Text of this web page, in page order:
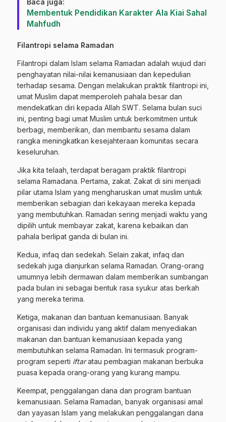
Baca juga:
Membentuk Pendidikan Karakter Ala Kiai Sahal
Mahfudh
Filantropi selama Ramadan
Filantropi dalam Islam selama Ramadan adalah wujud dari
penghayatan nilai-nilai kemanusiaan dan kepedulian
terhadap sesama. Dengan melakukan praktik filantropi ini,
umat Muslim dapat memperoleh pahala besar dan
mendekatkan diri kepada Allah SWT. Selama bulan suci
ini, penting bagi umat Muslim untuk berkomitmen untuk
berbagi, memberikan, dan membantu sesama dalam
rangka meningkatkan kesejahteraan komunitas secara
keseluruhan.
Jika kita telaah, terdapat beragam praktik filantropi
selama Ramadana. Pertama, zakat. Zakat di sini menjadi
pilar utama Islam yang mengharuskan umat muslim untuk
memberikan sebagian dari kekayaan mereka kepada
yang membutuhkan. Ramadan sering menjadi waktu yang
dipilih untuk membayar zakat, karena kebaikan dan
pahala berlipat ganda di bulan ini.
Kedua, infaq dan sedekah. Selain zakat, infaq dan
sedekah juga dianjurkan selama Ramadan. Orang-orang
umumnya lebih dermawan dalam memberikan sumbangan
pada bulan ini sebagai bentuk rasa syukur atas berkah
yang mereka terima.
Ketiga, makanan dan bantuan kemanusiaan. Banyak
organisasi dan individu yang aktif dalam menyediakan
makanan dan bantuan kemanusiaan kepada yang
membutuhkan selama Ramadan. Ini termasuk program-
program seperti iftaratau pembagian makanan berbuka
puasa kepada orang-orang yang kurang mampu.
Keempat, penggalangan dana dan program bantuan
kemanusiaan. Selama Ramadan, banyak organisasi amal
dan yayasan Islam yang melakukan penggalangan dana